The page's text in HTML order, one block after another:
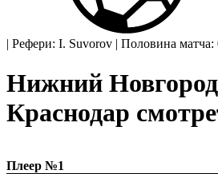
| Рефери: I. Suvorov | Половина матча:
Нижний
Краснодар
Плеер №1